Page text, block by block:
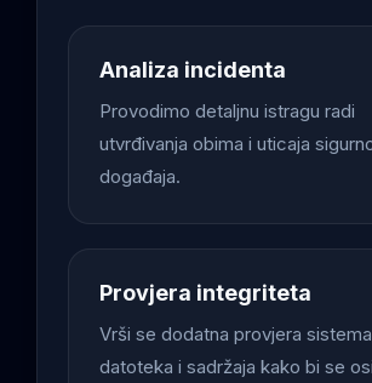
Analiza incidenta
Provodimo detaljnu istragu radi
utvrđivanja obima i uticaja
događaja.
Provjera integriteta
Vrši se dodatna provjera
datoteka i sadržaja kako bi se